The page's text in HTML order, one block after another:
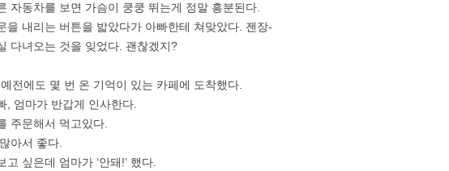
자동차를 보면 가슴이 쿵쿵 뛰는게 정말 흥분된다.
을 내리는 버튼을 밟았다가 아빠한테 쳐맞았다. 젠장-
다녀오는 것을 잊었다. 괜찮겠지?
전에도 몇 번 온 기억이 있는 카페에 도착했다.
, 엄마가 반갑게 인사한다.
주문해서 먹고있다.
아서 좋다.
싶은데 엄마가 ‘안돼!’ 했다.